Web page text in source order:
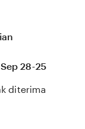
intelektual
dukungan
Sep 28-25
diterima